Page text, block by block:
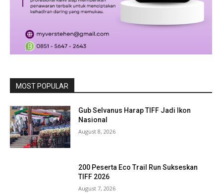
MOST POPULAR
Gub Selvanus Harap TIFF Jadi Ikon
Nasional
August 8, 2026
200 Peserta Eco Trail Run Sukseskan
TIFF 2026
August 7, 2026